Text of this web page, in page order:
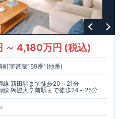
固定資産税の減額期間延長など 税制
す。
建築基準法の 1.5倍の耐震性。
０円。※サービス期間（
中
4,180万円 (税込)
町字甚蔵159番1(地番)
線 新田駅まで徒歩20～21分
線 獨協大学前駅まで徒歩24～25分